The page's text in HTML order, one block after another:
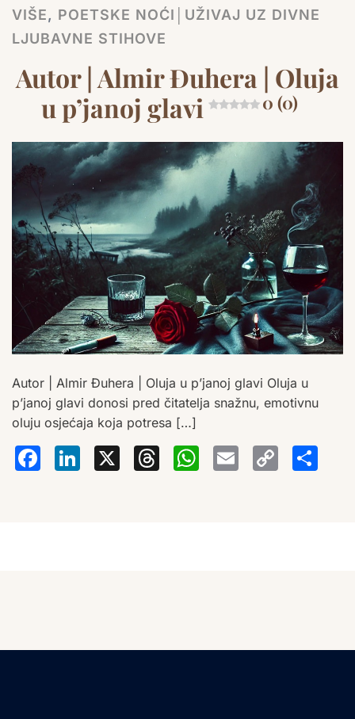
VIŠE, POETSKE NOĆI│UŽIVAJ UZ DIVNE
LJUBAVNE STIHOVE
Autor | Almir Đuhera | Oluja
u p’janoj glavi
0 (0)
Autor | Almir Đuhera | Oluja u p’janoj glavi Oluja u
p’janoj glavi donosi pred čitatelja snažnu, emotivnu
oluju osjećaja koja potresa […]
Facebook
LinkedIn
X Threads
Email